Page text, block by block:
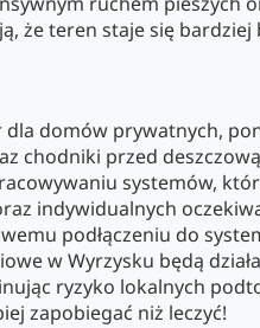
że teren staje się bardziej
domów prywatnych,
chodniki przed
systemów,
indywidualnych
podłączeniu do
w Wyrzysku będą
ryzyko lokalnych
zapobiegać niż leczyć!